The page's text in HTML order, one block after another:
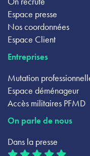
Espace presse
Nos coordonnées
Espace Client
Entreprises
Mutation
Espace déménageur
Accès militaires PFMD
On parle de nous
Dans la presse